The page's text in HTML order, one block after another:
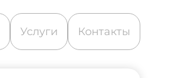
Услуги Контакты